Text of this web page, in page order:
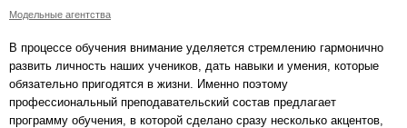
Модельные агентства
В процессе обучения внимание уделяется стремлению гармонично
развить личность наших учеников, дать навыки и умения, которые
обязательно пригодятся в жизни. Именно поэтому
профессиональный преподавательский состав предлагает
программу обучения, в которой сделано сразу несколько акцентов,